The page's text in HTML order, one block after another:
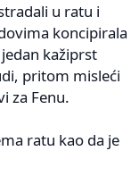
u ratu i
koncipirala
kažiprst
pritom misleći
za Fenu.
ratu kao da je